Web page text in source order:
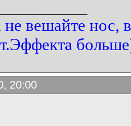
не вешайте нос,
20:00